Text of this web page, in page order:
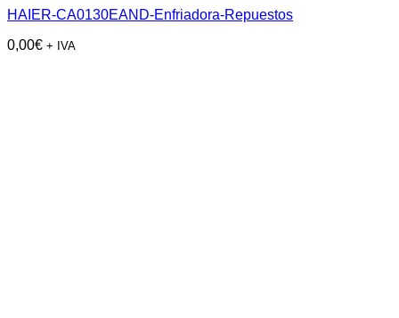
HAIER-CA0130EAND-Enfriadora-Repuestos
0,00€ + IVA